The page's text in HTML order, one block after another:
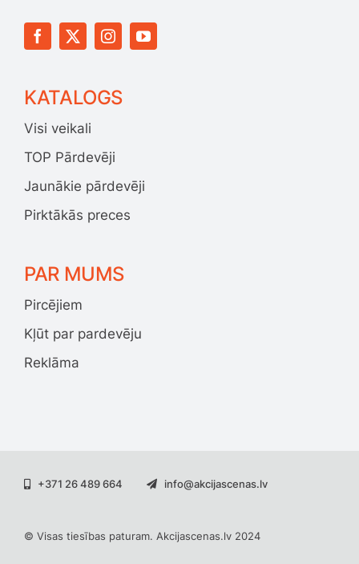
KATALOGS
Visi veikali
TOP Pārdevēji
Jaunākie pārdevēji
Pirktākās preces
PAR MUMS
Pircējiem
Kļūt par pardevēju
Reklāma
+371 26 489 664 info@akcijascenas.lv
© Visas tiesības paturam. Akcijascenas.lv 2024